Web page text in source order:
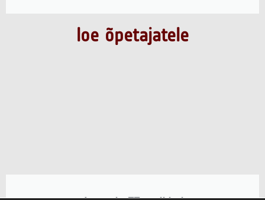
loe õpetajatele